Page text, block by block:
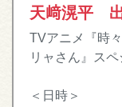
天﨑滉平 出
TVアニメ『時
リャさん』ス
＜日時＞